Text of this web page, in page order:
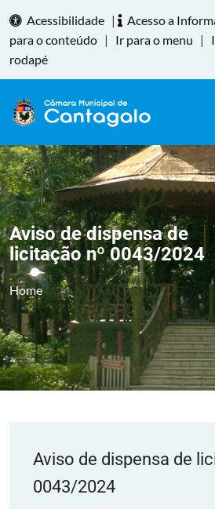
Acessibilidade | Acesso a
para o conteúdo | Ir para o menu |
rodapé
Aviso de dispensa de
licitação nº 0043/2024
Home
Aviso de dispensa de
0043/2024